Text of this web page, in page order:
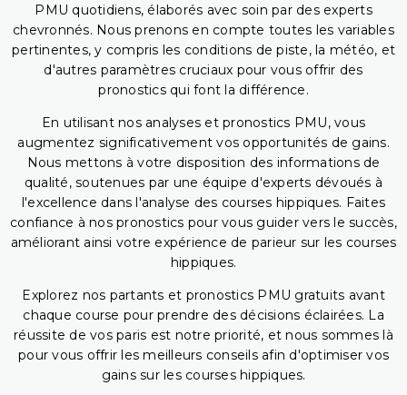
PMU quotidiens, élaborés avec soin par des experts
chevronnés. Nous prenons en compte toutes les variables
pertinentes, y compris les conditions de piste, la météo, et
d'autres paramètres cruciaux pour vous offrir des
pronostics qui font la différence.
En utilisant nos analyses et pronostics PMU, vous
augmentez significativement vos opportunités de gains.
Nous mettons à votre disposition des informations de
qualité, soutenues par une équipe d'experts dévoués à
l'excellence dans l'analyse des courses hippiques. Faites
confiance à nos pronostics pour vous guider vers le succès,
améliorant ainsi votre expérience de parieur sur les courses
hippiques.
Explorez nos partants et pronostics PMU gratuits avant
chaque course pour prendre des décisions éclairées. La
réussite de vos paris est notre priorité, et nous sommes là
pour vous offrir les meilleurs conseils afin d'optimiser vos
gains sur les courses hippiques.